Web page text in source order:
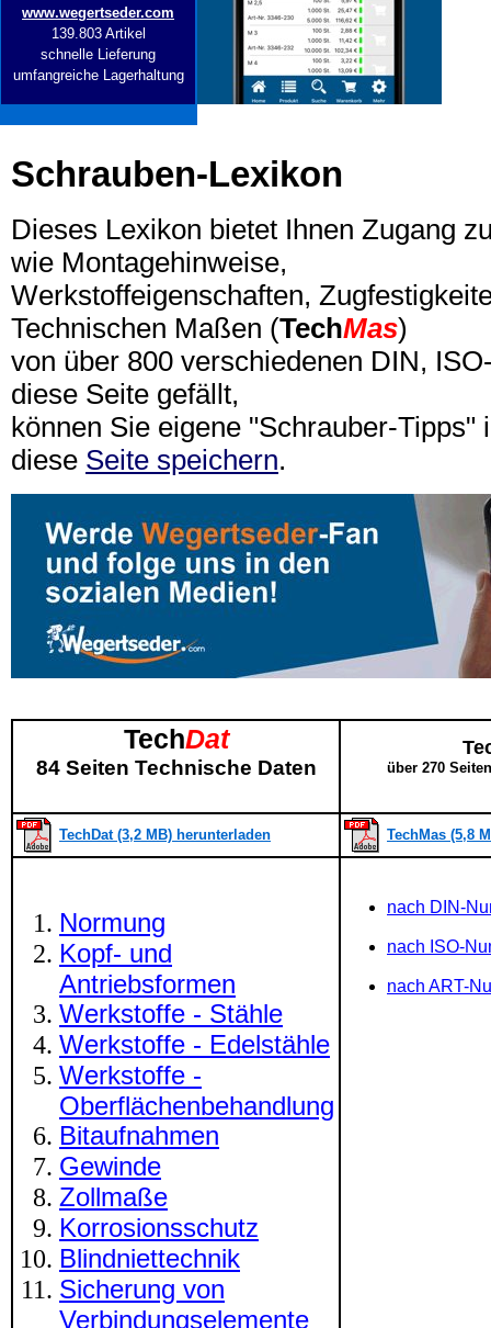
www.wegertseder.com
139.803 Artikel
schnelle Lieferung
umfangreiche Lagerhaltung
Schrauben-Lexikon
Dieses Lexikon bietet Ihnen Zugang
wie Montagehinweise,
Werkstoffeigenschaften,
Technischen Maßen (TechMas)
von über 800 verschiedenen DIN,
diese Seite gefällt,
können Sie eigene "Schrauber-Tipps"
diese Seite speichern.
TechDat
84 Seiten Technische Daten über 270
TechDat (3,2 MB) herunterladen TechMas (5,8
Normung
Kopf- und
Antriebsformen
Werkstoffe - Stähle
Werkstoffe - Edelstähle
Werkstoffe -
Oberflächenbehandlung
Bitaufnahmen
Gewinde
Zollmaße
Korrosionsschutz
Blindniettechnik
Sicherung von
Verbindungselemente
nach DIN-
nach ISO-
nach ART-